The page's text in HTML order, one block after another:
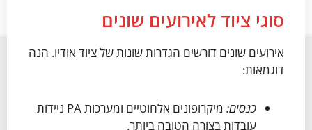
סוגי ציוד לאירועים שונים
אירועים שונים דורשים הגדרות שונות של ציוד אודיו. הנה
דוגמאות:
כנסים:
מיקרופונים אלחוטיים ומערכות PA ניידות
עובדות בצורה הטובה ביותר.